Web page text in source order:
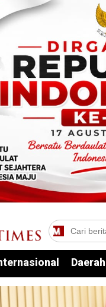
Daerah